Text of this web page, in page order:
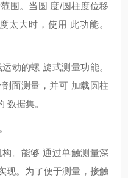
围。当圆 度/圆柱度位移
太大时，使用 此功能。
动的螺 旋式测量功能。
面测量，并可 加载圆柱
数据集。
。能够 通过单触测量深
现。为了便于测量，接触